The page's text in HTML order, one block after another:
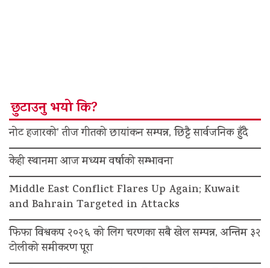
छुटाउनु भयो कि?
नोट हजारको’ तीज गीतको छायांकन सम्पन्न, छिट्टै सार्वजनिक हुँदै
केही स्थानमा आज मध्यम वर्षाको सम्भावना
Middle East Conflict Flares Up Again; Kuwait
and Bahrain Targeted in Attacks
फिफा विश्वकप २०२६ को लिग चरणका सबै खेल सम्पन्न, अन्तिम ३२
टोलीको समीकरण पूरा